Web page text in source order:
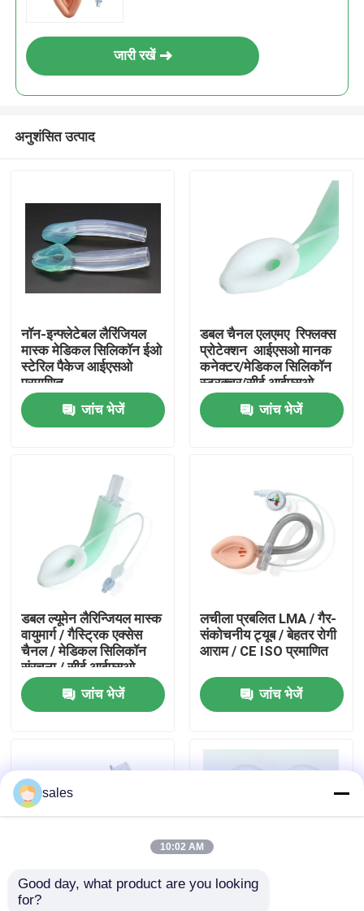
वीआर दिखाएँ
फैक्टरी यात्रा
गुणवत्ता नियंत्रण
एक बोली का अनुरोध
स्वरयंत्र मुखौटा वायुमार्ग
जारी रखें
अनुशंसित उत्पाद
नॉन-इन्फ्लेटेबल लैरिंजियल
मास्क मेडिकल सिलिकॉन ईओ
स्टेरिल पैकेज आईएसओ
प्रमाणित
जांच भेजें
डबल चैनल एलएमए ️ रिफ्लक्स
प्रोटेक्शन ️ आईएसओ मानक
कनेक्टर/मेडिकल सिलिकॉन
स्ट्रक्चर/सीई आईएसओ
जांच भेजें
डबल ल्यूमेन लैरिन्जियल मास्क
वायुमार्ग / गैस्ट्रिक एक्सेस
चैनल / मेडिकल सिलिकॉन
संरचना / सीई आईएसओ
जांच भेजें
लचीला प्रबलित LMA / गैर-
संकोचनीय ट्यूब / बेहतर रोगी
आराम / CE ISO प्रमाणित
जांच भेजें
प्रबलित स्वरयंत्र मास्क
sales
10:02 AM
Good day, what product are you looking
for?